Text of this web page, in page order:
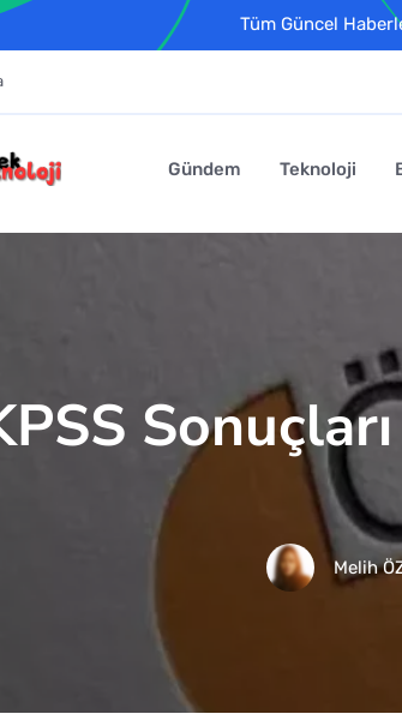
Tüm Güncel
Gündem Teknoloji
Melih